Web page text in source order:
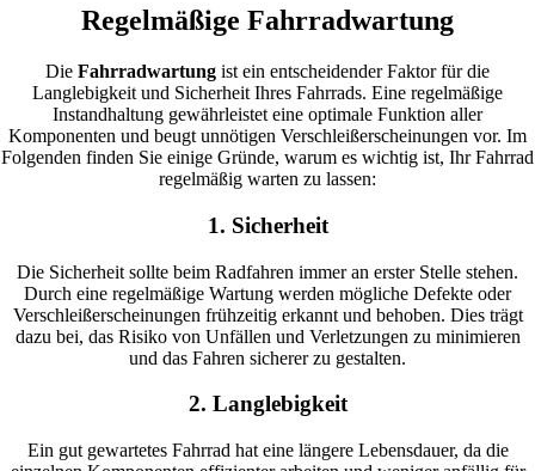
Regelmäßige Fahrradwartung
Die Fahrradwartung ist ein entscheidender Faktor für die
Langlebigkeit und Sicherheit Ihres Fahrrads. Eine regelmäßige
Instandhaltung gewährleistet eine optimale Funktion aller
Komponenten und beugt unnötigen Verschleißerscheinungen vor. Im
Folgenden finden Sie einige Gründe, warum es wichtig ist, Ihr Fahrrad
regelmäßig warten zu lassen:
1. Sicherheit
Die Sicherheit sollte beim Radfahren immer an erster Stelle stehen.
Durch eine regelmäßige Wartung werden mögliche Defekte oder
Verschleißerscheinungen frühzeitig erkannt und behoben. Dies trägt
dazu bei, das Risiko von Unfällen und Verletzungen zu minimieren
und das Fahren sicherer zu gestalten.
2. Langlebigkeit
Ein gut gewartetes Fahrrad hat eine längere Lebensdauer, da die